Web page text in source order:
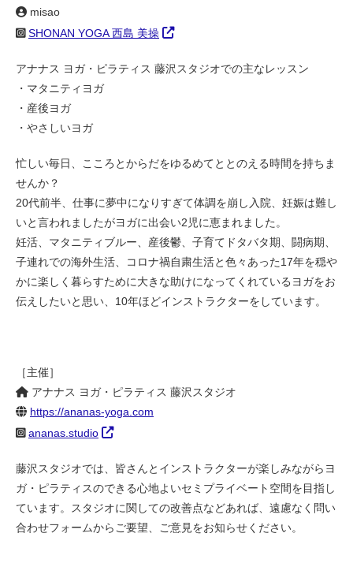
misao
SHONAN YOGA 西島 美操
アナナス ヨガ・ピラティス 藤沢スタジオでの主なレッスン
・マタニティヨガ
・産後ヨガ
・やさしいヨガ
忙しい毎日、こころとからだをゆるめてととのえる時間を持ちま
せんか？
20代前半、仕事に夢中になりすぎて体調を崩し入院、妊娠は難し
いと言われましたがヨガに出会い2児に恵まれました。
妊活、マタニティブルー、産後鬱、子育てドタバタ期、闘病期、
子連れでの海外生活、コロナ禍自粛生活と色々あった17年を穏や
かに楽しく暮らすために大きな助けになってくれているヨガをお
伝えしたいと思い、10年ほどインストラクターをしています。
［主催］
アナナス ヨガ・ピラティス 藤沢スタジオ
https://ananas-yoga.com
ananas.studio
藤沢スタジオでは、皆さんとインストラクターが楽しみながらヨ
ガ・ピラティスのできる心地よいセミプライベート空間を目指し
ています。スタジオに関しての改善点などあれば、遠慮なく問い
合わせフォームからご要望、ご意見をお知らせください。